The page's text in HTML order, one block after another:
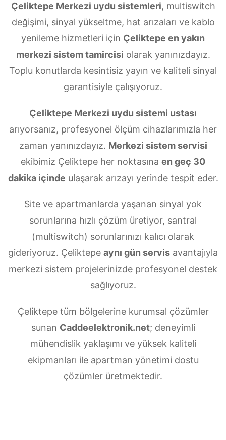
Çeliktepe Merkezi uydu sistemleri, multiswitch
değişimi, sinyal yükseltme, hat arızaları ve kablo
yenileme hizmetleri için Çeliktepe en yakın
merkezi sistem tamircisi olarak yanınızdayız.
Toplu konutlarda kesintisiz yayın ve kaliteli sinyal
garantisiyle çalışıyoruz.
Çeliktepe Merkezi uydu sistemi ustası
arıyorsanız, profesyonel ölçüm cihazlarımızla her
zaman yanınızdayız. Merkezi sistem servisi
ekibimiz Çeliktepe her noktasına en geç 30
dakika içinde ulaşarak arızayı yerinde tespit eder.
Site ve apartmanlarda yaşanan sinyal yok
sorunlarına hızlı çözüm üretiyor, santral
(multiswitch) sorunlarınızı kalıcı olarak
gideriyoruz. Çeliktepe aynı gün servis avantajıyla
merkezi sistem projelerinizde profesyonel destek
sağlıyoruz.
Çeliktepe tüm bölgelerine kurumsal çözümler
sunan Caddeelektronik.net; deneyimli
mühendislik yaklaşımı ve yüksek kaliteli
ekipmanları ile apartman yönetimi dostu
çözümler üretmektedir.